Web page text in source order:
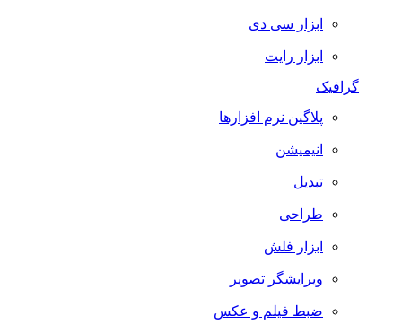
ابزار سی دی
ابزار رایت
گرافیک
پلاگین نرم افزارها
انیمیشن
تبدیل
طراحی
ابزار فلش
ویرایشگر تصویر
ضبط فيلم و عكس